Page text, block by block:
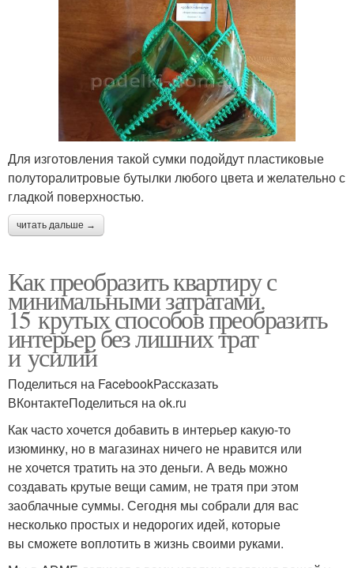
Для изготовления такой сумки подойдут пластиковые
полуторалитровые бутылки любого цвета и желательно с
гладкой поверхностью.
читать дальше →
Как преобразить квартиру с
минимальными затратами.
15 крутых способов преобразить
интерьер без лишних трат
и усилий
Поделиться на FacebookРассказать
ВКонтактеПоделиться на ok.ru
Как часто хочется добавить в интерьер какую-то
изюминку, но в магазинах ничего не нравится или
не хочется тратить на это деньги. А ведь можно
создавать крутые вещи самим, не тратя при этом
заоблачные суммы. Сегодня мы собрали для вас
несколько простых и недорогих идей, которые
вы сможете воплотить в жизнь своими руками.